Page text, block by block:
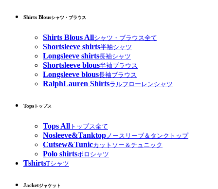
Shirts Blousシャツ・ブラウス
Shirts Blous Allシャツ・ブラウス全て
Shortsleeve shirts半袖シャツ
Longsleeve shirts長袖シャツ
Shortsleeve blous半袖ブラウス
Longsleeve blous長袖ブラウス
RalphLauren Shirtsラルフローレンシャツ
Tops トップス
Tops All トップス全て
Nosleeve&Tanktopノースリーブ＆タンクトップ
Cutsew&Tunicカットソー＆チュニック
Polo shirtsポロシャツ
TshirtsTシャツ
Jacketジャケット